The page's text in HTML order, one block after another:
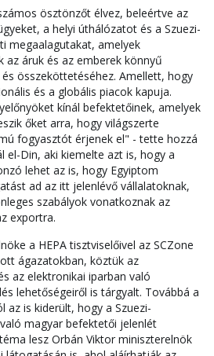
ösztönzőt élvez, beleértve az
a helyi úthálózatot és a Szuezi-
megaalagutakat, amelyek
az áruk és az emberek könnyű
összeköttetéséhez. Amellett, hogy
és a globális piacok kapuja.
kínál befektetőinek, amelyek
őket arra, hogy világszerte
fogyasztót érjenek el" - tette hozzá
el-Din, aki kiemelte azt is, hogy a
lehet az is, hogy Egyiptom
ad az itt jelenlévő vállalatoknak,
szabályok vonatkoznak az
exportra.
a HEPA tisztviselőivel az SCZone
ágazatokban, köztük az
az elektronikai iparban való
lehetőségeiről is tárgyalt. Továbbá a
az is kiderült, hogy a Szuezi-
magyar befektetői jelenlét
lesz Orbán Viktor miniszterelnök